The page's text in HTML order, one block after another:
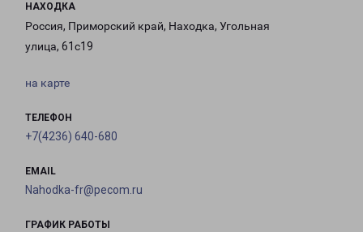
НАХОДКА
Россия, Приморский край, Находка, Угольная
улица, 61с19
на карте
ТЕЛЕФОН
+7(4236) 640-680
EMAIL
Nahodka-fr@pecom.ru
ГРАФИК РАБОТЫ